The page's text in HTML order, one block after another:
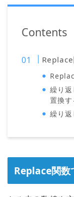
Contents
繰り
置換す
繰り
Replace関数